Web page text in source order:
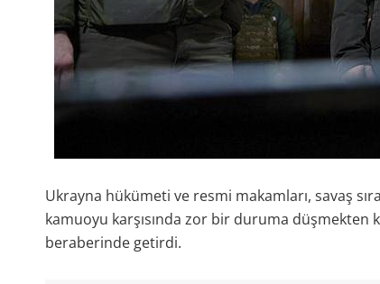
Ukrayna hükümeti ve resmi makamları, savaş
kamuoyu karşısında zor bir duruma düşmekten
beraberinde getirdi.